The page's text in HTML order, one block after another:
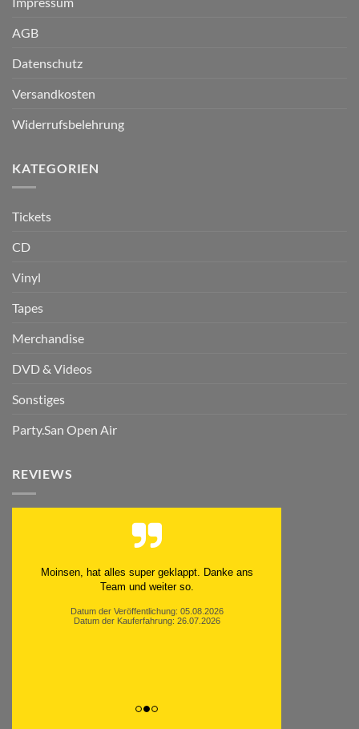
AGB
Datenschutz
Versandkosten
Widerrufsbelehrung
KATEGORIEN
Tickets
CD
Vinyl
Tapes
Merchandise
DVD & Videos
Sonstiges
Party.San Open Air
REVIEWS
Moinsen, hat alles super geklappt. Danke ans
Team und weiter so.
Datum der Veröffentlichung: 05.08.2026
Datum der Kauferfahrung: 26.07.2026